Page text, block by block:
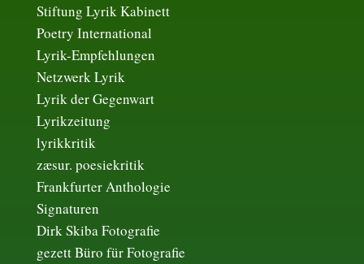
Stiftung Lyrik Kabinett
Poetry International
Lyrik-Empfehlungen
Netzwerk Lyrik
Lyrik der Gegenwart
Lyrikzeitung
lyrikkritik
zæsur. poesiekritik
Frankfurter Anthologie
Signaturen
Dirk Skiba Fotografie
gezett Büro für Fotografie